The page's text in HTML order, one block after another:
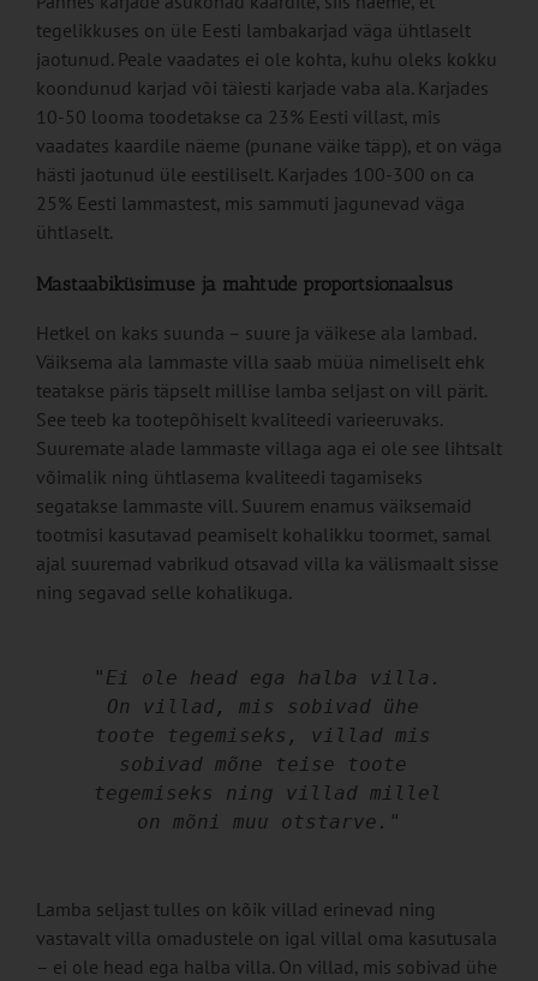
tegelikkuses on üle Eesti lambakarjad väga ühtlaselt
jaotunud. Peale vaadates ei ole kohta, kuhu oleks kokku
koondunud karjad või täiesti karjade vaba ala. Karjades
10-50 looma toodetakse ca 23% Eesti villast, mis
vaadates kaardile näeme (punane väike täpp), et on väga
hästi jaotunud üle eestiliselt. Karjades 100-300 on ca
25% Eesti lammastest, mis sammuti jagunevad väga
ühtlaselt.
Mastaabiküsimuse ja mahtude proportsionaalsus
Hetkel on kaks suunda – suure ja väikese ala lambad.
Väiksema ala lammaste villa saab müüa nimeliselt ehk
teatakse päris täpselt millise lamba seljast on vill pärit.
See teeb ka tootepõhiselt kvaliteedi varieeruvaks.
Suuremate alade lammaste villaga aga ei ole see lihtsalt
võimalik ning ühtlasema kvaliteedi tagamiseks
segatakse lammaste vill. Suurem enamus väiksemaid
tootmisi kasutavad peamiselt kohalikku toormet, samal
ajal suuremad vabrikud otsavad villa ka välismaalt sisse
ning segavad selle kohalikuga.
"Ei ole head ega halba villa.
On villad, mis sobivad ühe
toote tegemiseks, villad mis
sobivad mõne teise toote
tegemiseks ning villad millel
on mõni muu otstarve."
Lamba seljast tulles on kõik villad erinevad ning
vastavalt villa omadustele on igal villal oma kasutusala
– ei ole head ega halba villa. On villad, mis sobivad ühe